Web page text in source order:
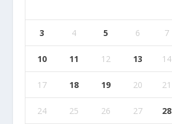
3 4 5 6 7
10 11 12 13 14
17 18 19 20 21
24 25 26 27 28